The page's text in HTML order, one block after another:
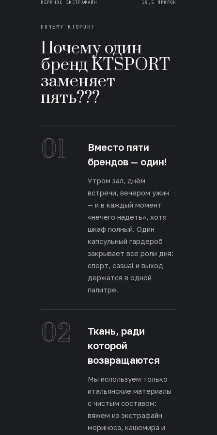
МЕРИНОС ЭКСТРАФАЙН 18,5 МИКРОН
ПОЧЕМУ KTSPORT
Почему один
бренд KTSPORT
заменяет
пять???
01
Вместо пяти
брендов — один!
Утром зал, днём
встречи, вечером ужин
— и в каждый момент
«нечего надеть», хотя
шкаф полный. Один
капсульный гардероб
закрывает все роли дня:
спорт, casual и выход
держатся в одной
палитре.
02
Ткань, ради
которой
возвращаются
Мы используем только
итальянские материалы
с чистым составом:
вяжем из экстрафайн
мериноса, кашемира и